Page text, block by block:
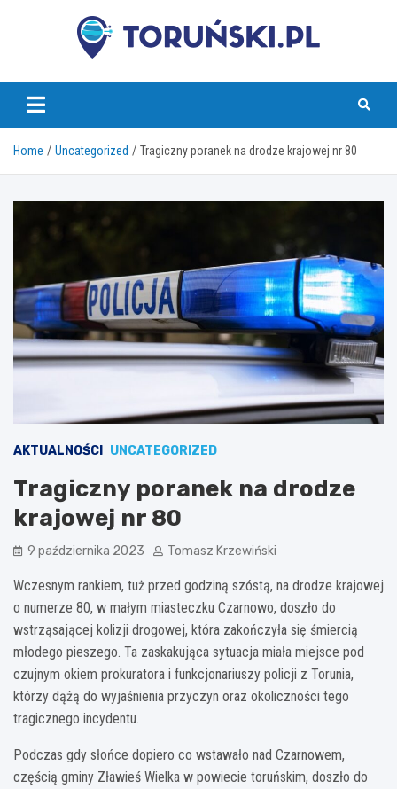
torunski.pl
Home Uncategorized Tragiczny poranek na drodze krajowej nr 80
AKTUALNOŚCI UNCATEGORIZED
Tragiczny poranek na drodze
krajowej nr 80
9 października 2023 Tomasz Krzewiński
Wczesnym rankiem, tuż przed godziną szóstą, na drodze krajowej
o numerze 80, w małym miasteczku Czarnowo, doszło do
wstrząsającej kolizji drogowej, która zakończyła się śmiercią
młodego pieszego. Ta zaskakująca sytuacja miała miejsce pod
czujnym okiem prokuratora i funkcjonariuszy policji z Torunia,
którzy dążą do wyjaśnienia przyczyn oraz okoliczności tego
tragicznego incydentu.
Podczas gdy słońce dopiero co wstawało nad Czarnowem,
częścią gminy Zławieś Wielka w powiecie toruńskim, doszło do